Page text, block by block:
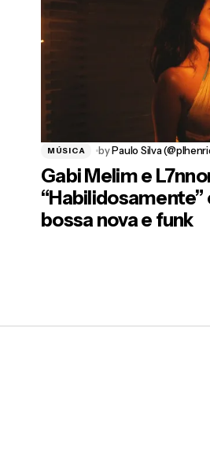
MÚSICA byPaulo Silva
Gabi Melim e
bossa nova e funk